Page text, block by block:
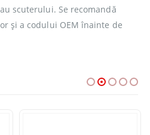
scuterului. Se recomandă
și a codului OEM înainte de